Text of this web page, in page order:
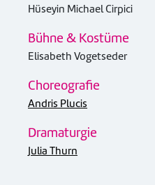
Hüseyin Michael Cirpici
Bühne & Kostüme
Elisabeth Vogetseder
Choreografie
Andris Plucis
Dramaturgie
Julia Thurn